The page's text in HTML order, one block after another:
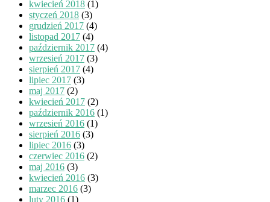
kwiecień 2018 (1)
styczeń 2018 (3)
grudzień 2017 (4)
listopad 2017 (4)
październik 2017 (4)
wrzesień 2017 (3)
sierpień 2017 (4)
lipiec 2017 (3)
maj 2017 (2)
kwiecień 2017 (2)
październik 2016 (1)
wrzesień 2016 (1)
sierpień 2016 (3)
lipiec 2016 (3)
czerwiec 2016 (2)
maj 2016 (3)
kwiecień 2016 (3)
marzec 2016 (3)
luty 2016 (1)